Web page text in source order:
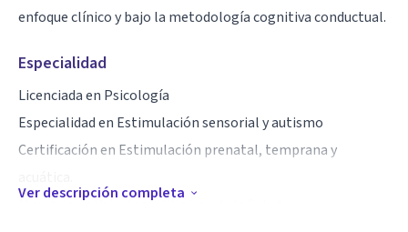
enfoque clínico y bajo la metodología cognitiva conductual.
Especialidad
Licenciada en Psicología
Especialidad en Estimulación sensorial y autismo
Certificación en Estimulación prenatal, temprana y
Maestría en Psicología Clínica y de la Salud.
Ver descripción completa